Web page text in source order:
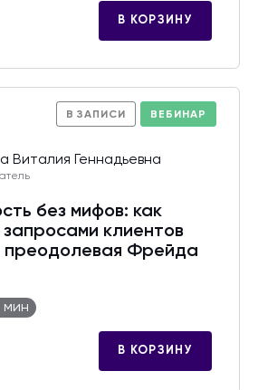
В КОРЗИНУ
В ЗАПИСИ ВЕБИНАР
Виталия Геннадьевна
без мифов: как
клиентов
преодолевая Фрейда
мин
В КОРЗИНУ